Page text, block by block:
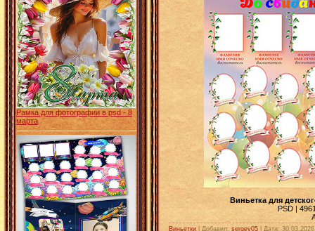
Рамка для фотографии в psd - 8
марта
Виньетка для
PSD |
Виньетки | Добавил: sergey05 Дата: 30.03.2026